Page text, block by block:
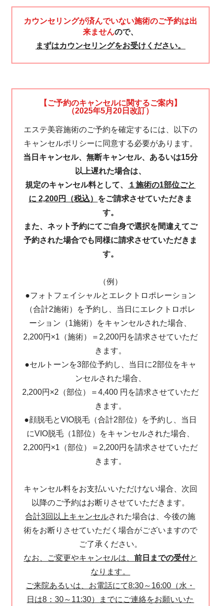
カウンセリングが済んでいない施術のご予約は出
来ませんので、
まずはカウンセリングをお受けください。
【ご予約のキャンセルに関するご案内】
（2025年5月20日改訂）
エステ美容施術のご予約を確定するには、以下の
キャンセルポリシーに同意する必要があります。
当日キャンセル、無断キャンセル、あるいは15分
以上遅れた場合は、
規定のキャンセル料として、
１施術の1部位ごと
に 2,200円（税込） をご請求させていただきま
す。
また、ネット予約にてご自身で選択を間違えてご
予約された場合でも同様に請求させていただきま
す。
（例）
●フォトフェイシャルとエレクトロポレーション
（合計2施術）を予約し、当日にエレクトロポレ
ーション（1施術）をキャンセルされた場合、
2,200円×1（施術）＝2,200円を請求させていただ
きます。
●セルトーンを3部位予約し、当日に2部位をキャ
ンセルされた場合、
2,200円×2（部位）＝4,400 円を請求させていただ
きます。
●顔脱毛とVIO脱毛（合計2部位）を予約し、当日
にVIO脱毛（1部位）をキャンセルされた場合、
2,200円×1（部位）＝2,200円を請求させていただ
きます。
キャンセル料をお支払いいただけない場合、次回
以降のご予約はお断りさせていただきます。
合計3回以上キャンセルされた場合は、今後の施
術をお断りさせていただく場合がございますので
ご了承ください。
なお、ご変更やキャンセルは、 前日までの受付と
なります。
ご来院あるいは、お電話にて8:30～16:00（水・
日は8：30～11:30）までにご連絡をお願いいた